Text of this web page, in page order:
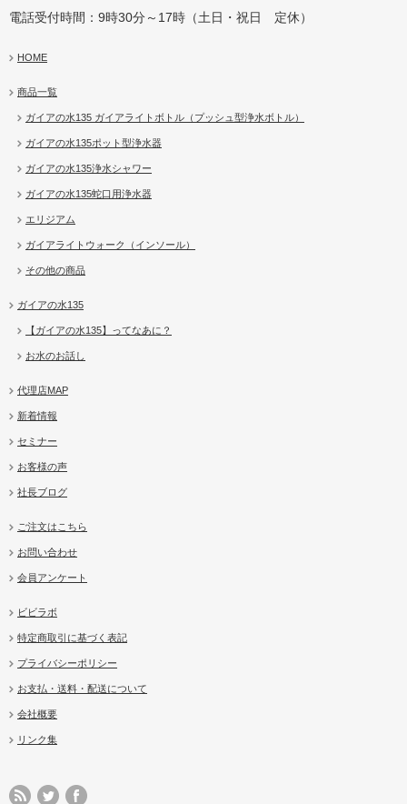
電話受付時間：9時30分～17時（土日・祝日 定休）
HOME
商品一覧
ガイアの水135 ガイアライトボトル（プッシュ型浄水ボトル）
ガイアの水135ポット型浄水器
ガイアの水135浄水シャワー
ガイアの水135蛇口用浄水器
エリジアム
ガイアライトウォーク（インソール）
その他の商品
ガイアの水135
【ガイアの水135】ってなあに？
お水のお話し
代理店MAP
新着情報
セミナー
お客様の声
社長ブログ
ご注文はこちら
お問い合わせ
会員アンケート
ビビラボ
特定商取引に基づく表記
プライバシーポリシー
お支払・送料・配送について
会社概要
リンク集